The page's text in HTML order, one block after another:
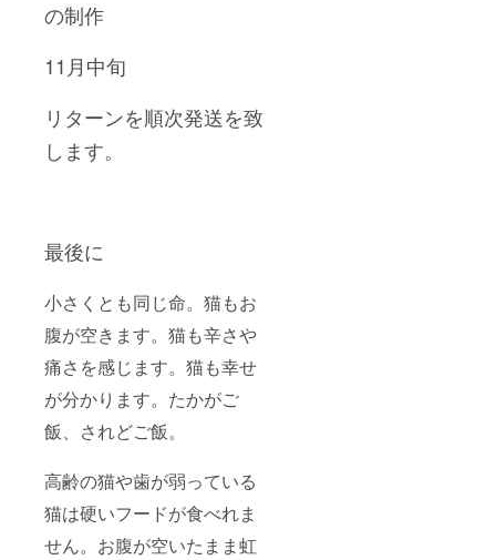
の制作
11月中旬
リターンを順次発送を致
します。
最後に
小さくとも同じ命。猫もお
腹が空きます。猫も辛さや
痛さを感じます。猫も幸せ
が分かります。たかがご
飯、されどご飯。
高齢の猫や歯が弱っている
猫は硬いフードが食べれま
せん。お腹が空いたまま虹